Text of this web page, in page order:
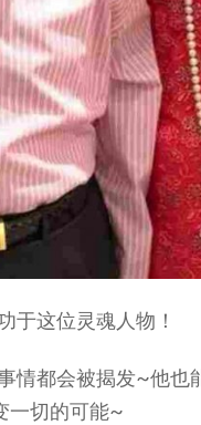
于这位灵魂人物！
情都会被揭发~他也
一切的可能~